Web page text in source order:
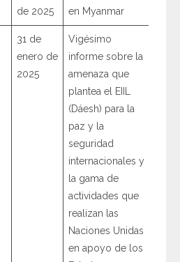
de 2025
en Myanmar
31 de
enero de
2025
Vigésimo
informe sobre la
amenaza que
plantea el EIIL
(Dáesh) para la
paz y la
seguridad
internacionales y
la gama de
actividades que
realizan las
Naciones Unidas
en apoyo de los